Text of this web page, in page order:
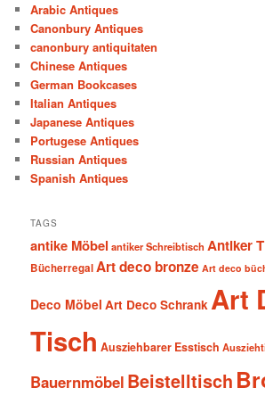
Arabic Antiques
Canonbury Antiques
canonbury antiquitaten
Chinese Antiques
German Bookcases
Italian Antiques
Japanese Antiques
Portugese Antiques
Russian Antiques
Spanish Antiques
TAGS
antike Möbel antiker Schreibtisch Antiker
BücherregalArt deco bronze Art deco
Deco Möbel Art Deco Schrank Art
Tisch Ausziehbarer Esstisch
Bauernmöbel Beistelltisch